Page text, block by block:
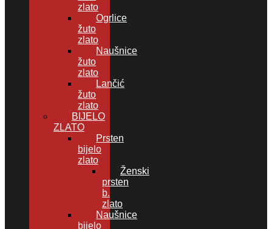
zlato
Ogrlice
žuto
zlato
Naušnice
žuto
zlato
Lančić
žuto
zlato
BIJELO
ZLATO
Prsten
bijelo
zlato
Ženski
prsten
b.
zlato
Naušnice
bijelo